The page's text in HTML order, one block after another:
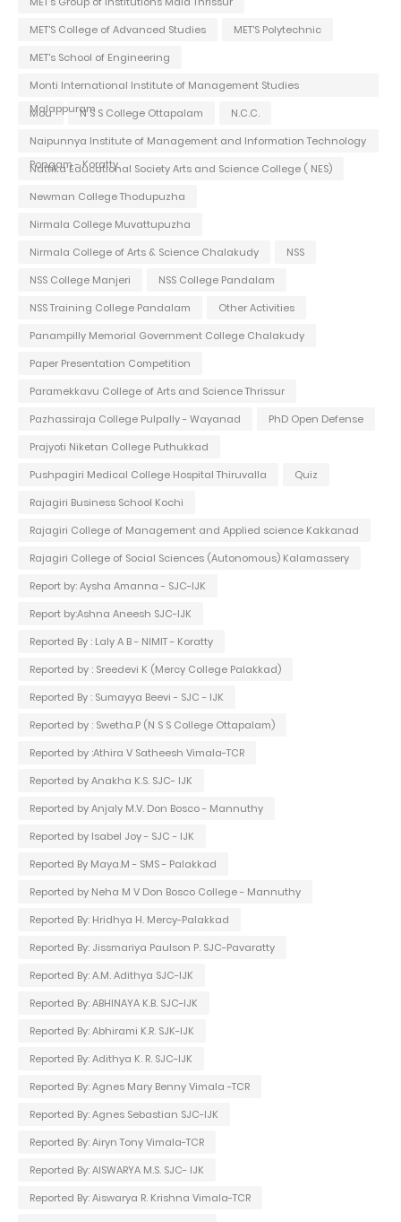
MET'S College of Advanced Studies
MET'S Polytechnic
MET's School of Engineering
Monti International Institute of Management Studies
Malappuram
Mou N S S College Ottapalam
N.C.C.
Naipunnya Institute of Management and Information Technology
Pongam - Koratty
Nattika Educational Society Arts and Science College ( NES)
Newman College Thodupuzha
Nirmala College Muvattupuzha
Nirmala College of Arts & Science Chalakudy
NSS
NSS College Manjeri
NSS College Pandalam
NSS Training College Pandalam
Other Activities
Panampilly Memorial Government College Chalakudy
Paper Presentation Competition
Paramekkavu College of Arts and Science Thrissur
Pazhassiraja College Pulpally - Wayanad
PhD Open Defense
Prajyoti Niketan College Puthukkad
Pushpagiri Medical College Hospital Thiruvalla
Quiz
Rajagiri Business School Kochi
Rajagiri College of Management and Applied science Kakkanad
Rajagiri College of Social Sciences (Autonomous) Kalamassery
Report by: Aysha Amanna - SJC-IJK
Report by:Ashna Aneesh SJC-IJK
Reported By : Laly A B - NIMIT - Koratty
Reported by : Sreedevi K (Mercy College Palakkad)
Reported By : Sumayya Beevi - SJC - IJK
Reported by : Swetha.P (N S S College Ottapalam)
Reported by :Athira V Satheesh Vimala-TCR
Reported by Anakha K.S. SJC- IJK
Reported by Anjaly M.V. Don Bosco - Mannuthy
Reported by Isabel Joy - SJC - IJK
Reported By Maya.M - SMS - Palakkad
Reported by Neha M V Don Bosco College - Mannuthy
Reported By: Hridhya H. Mercy-Palakkad
Reported By: Jissmariya Paulson P. SJC-Pavaratty
Reported By: A.M. Adithya SJC-IJK
Reported By: ABHINAYA K.B. SJC-IJK
Reported By: Abhirami K.R. SJK-IJK
Reported By: Adithya K. R. SJC-IJK
Reported By: Agnes Mary Benny Vimala -TCR
Reported By: Agnes Sebastian SJC-IJK
Reported By: Airyn Tony Vimala-TCR
Reported By: AISWARYA M.S. SJC- IJK
Reported By: Aiswarya R. Krishna Vimala-TCR